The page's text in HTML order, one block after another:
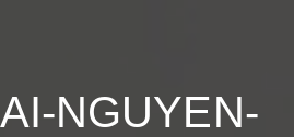
NGUYEN-